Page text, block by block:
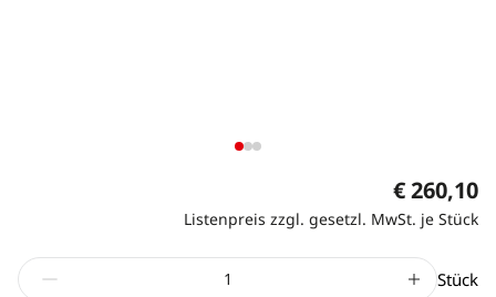
€ 260,10
Listenpreis zzgl. gesetzl. MwSt. je Stück
Stück